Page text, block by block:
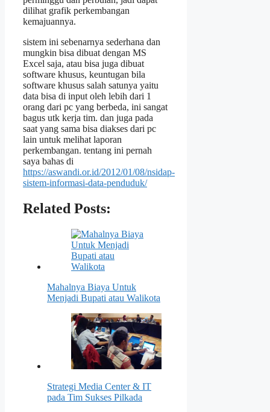
dilihat grafik perkembangan
kemajuannya.
sistem ini sebenarnya sederhana dan
mungkin bisa dibuat dengan MS
Excel saja, atau bisa juga dibuat
software khusus, keuntugan bila
software khusus salah satunya yaitu
data bisa di input oleh lebih dari 1
orang dari pc yang berbeda, ini sangat
bagus utk kerja tim. dan juga pada
saat yang sama bisa diakses dari pc
lain untuk melihat laporan
perkembangan. tentang ini pernah
saya bahas di
https://aswandi.or.id/2012/01/08/nsidap-
sistem-informasi-data-penduduk/
Related Posts:
Mahalnya Biaya Untuk
Menjadi Bupati atau Walikota
Strategi Media Center & IT
pada Tim Sukses Pilkada